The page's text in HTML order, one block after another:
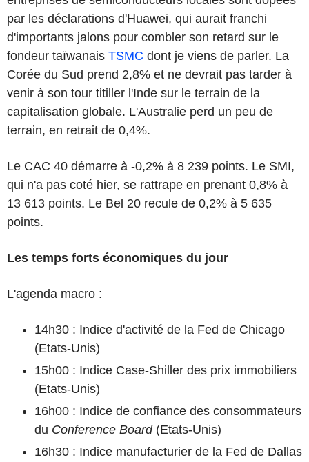
par les déclarations d'Huawei, qui aurait franchi
d'importants jalons pour combler son retard sur le
fondeur taïwanais TSMC dont je viens de parler. La
Corée du Sud prend 2,8% et ne devrait pas tarder à
venir à son tour titiller l'Inde sur le terrain de la
capitalisation globale. L'Australie perd un peu de
terrain, en retrait de 0,4%.
Le CAC 40 démarre à -0,2% à 8 239 points. Le SMI,
qui n'a pas coté hier, se rattrape en prenant 0,8% à
13 613 points. Le Bel 20 recule de 0,2% à 5 635
points.
Les temps forts économiques du jour
L'agenda macro :
14h30 : Indice d'activité de la Fed de Chicago
(Etats-Unis)
15h00 : Indice Case-Shiller des prix immobiliers
(Etats-Unis)
16h00 : Indice de confiance des consommateurs
du Conference Board(Etats-Unis)
16h30 : Indice manufacturier de la Fed de Dallas